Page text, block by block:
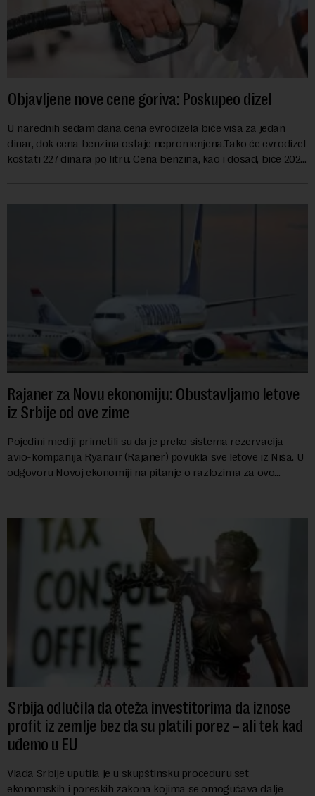
Objavljene nove cene goriva: Poskupeo dizel
U narednih sedam dana cena evrodizela biće viša za jedan
dinar, dok cena benzina ostaje nepromenjena.Tako će evrodizel
koštati 227 dinara po litru. Cena benzina, kao i dosad, biće 202
Rajaner za Novu ekonomiju: Obustavljamo letove
iz Srbije od ove zime
Pojedini mediji primetili su da je preko sistema rezervacija
avio-kompanija Ryanair (Rajaner) povukla sve letove iz Niša. U
odgovoru Novoj ekonomiji na pitanje o razlozima za ovo
Srbija odlučila da oteža investitorima da iznose
profit iz zemlje bez da su platili porez – ali tek kad
uđemo u EU
Vlada Srbije uputila je u skupštinsku proceduru set
ekonomskih i poreskih zakona kojima se omogućava dalje